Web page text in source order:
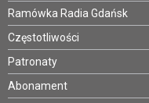
Ramówka Radia Gdańsk
Częstotliwości
Patronaty
Abonament